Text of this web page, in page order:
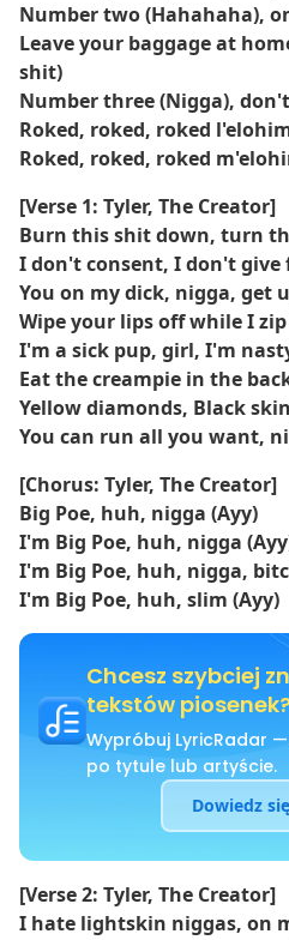
Po wydaniu utwór „Big Poe”
przebojów Billboard Hot 100 i
przebojów Hot R&B/Hip-Hop
Teledysk do piosenki,
charakteryzuje się
albumu, jakim jest promowanie
Number two (Hahahaha),
Leave your baggage at
shit)
Number three (Nigga),
Roked, roked, roked
Roked, roked, roked
[Verse 1: Tyler, The Creator]
Burn this shit down, turn
I don't consent, I don't give
You on my dick, nigga, get
Wipe your lips off while I
I'm a sick pup, girl, I'm
Eat the creampie in the
Yellow diamonds, Black
You can run all you want,
[Chorus: Tyler, The Creator]
Big Poe, huh, nigga (Ayy)
I'm Big Poe, huh, nigga
I'm Big Poe, huh, nigga,
I'm Big Poe, huh, slim (Ayy)
Chcesz szybciej
tekstów
Wypróbuj LyricRadar
po tytule lub artyście.
Dowiedz
[Verse 2: Tyler, The Creator]
I hate lightskin niggas, on